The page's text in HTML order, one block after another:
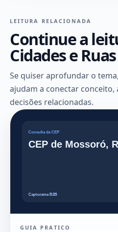
LEITURA RELACIONADA
Continue a
Cidades e Ruas
Se quiser aprofundar o
ajudam a conectar conceito,
decisões relacionadas.
GUIA PRATICO